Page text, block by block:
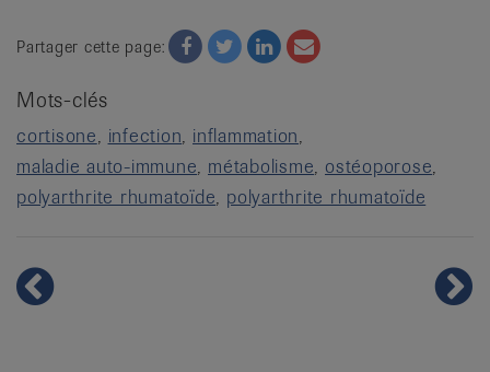
Partager cette page: Facebook
TwitterTwitterEmail
Mots-clés
cortisone infection inflammation
maladie auto-immune métabolisme ostéoporose
polyarthrite rhumatoïde polyarthrite rhumatoïde